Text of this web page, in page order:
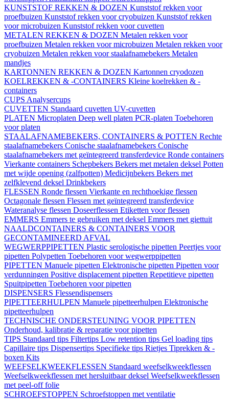
KUNSTSTOF REKKEN & DOZEN Kunststof rekken voor
proefbuizen Kunststof rekken voor cryobuizen Kunststof rekken
voor microbuizen Kunststof rekken voor cuvetten
METALEN REKKEN & DOZEN Metalen rekken voor
proefbuizen Metalen rekken voor microbuizen Metalen rekken voor
cryobuizen Metalen rekken voor staalafnamebekers Metalen
mandjes
KARTONNEN REKKEN & DOZEN Kartonnen cryodozen
KOELREKKEN & -CONTAINERS Kleine koelrekken & -
containers
CUPS Analysercups
CUVETTEN Standaard cuvetten UV-cuvetten
PLATEN Microplaten Deep well platen PCR-platen Toebehoren
voor platen
STAALAFNAMEBEKERS, CONTAINERS & POTTEN Rechte
staalafnamebekers Conische staalafnamebekers Conische
staalafnamebekers met geïntegreerd transferdevice Ronde containers
Vierkante containers Schepbekers Bekers met metalen deksel Potten
met wijde opening (zalfpotten) Medicijnbekers Bekers met
zelfklevend deksel Drinkbekers
FLESSEN Ronde flessen Vierkante en rechthoekige flessen
Octagonale flessen Flessen met geïntegreerd transferdevice
Wateranalyse flessen Doseerflessen Etiketten voor flessen
EMMERS Emmers te gebruiken met deksel Emmers met giettuit
NAALDCONTAINERS & CONTAINERS VOOR
GECONTAMINEERD AFVAL
WEGWERPPIPETTEN Plastic serologische pipetten Peertjes voor
pipetten Polypetten Toebehoren voor wegwerppipetten
PIPETTEN Manuele pipetten Elektronische pipetten Pipetten voor
verdunningen Positive displacement pipetten Repetitieve pipetten
Spuitpipetten Toebehoren voor pipetten
DISPENSERS Flessendispensers
PIPETTEERHULPEN Manuele pipetteerhulpen Elektronische
pipetteerhulpen
TECHNISCHE ONDERSTEUNING VOOR PIPETTEN
Onderhoud, kalibratie & reparatie voor pipetten
TIPS Standaard tips Filtertips Low retention tips Gel loading tips
Capillaire tips Dispensertips Specifieke tips Rietjes Tiprekken & -
boxen Kits
WEEFSELKWEEKFLESSEN Standaard weefselkweekflessen
Weefselkweekflessen met hersluitbaar deksel Weefselkweekflessen
met peel-off folie
SCHROEFSTOPPEN Schroefstoppen met ventilatie